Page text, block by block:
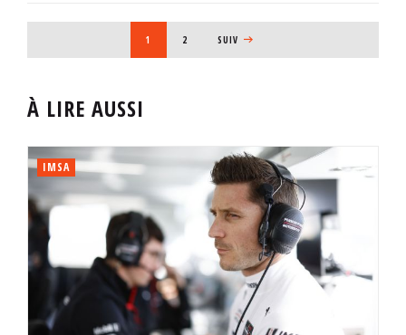
PAGE COURANTE
1 PAGE
2 PAGE SUIVANTE
SUIV
À LIRE AUSSI
IMSA